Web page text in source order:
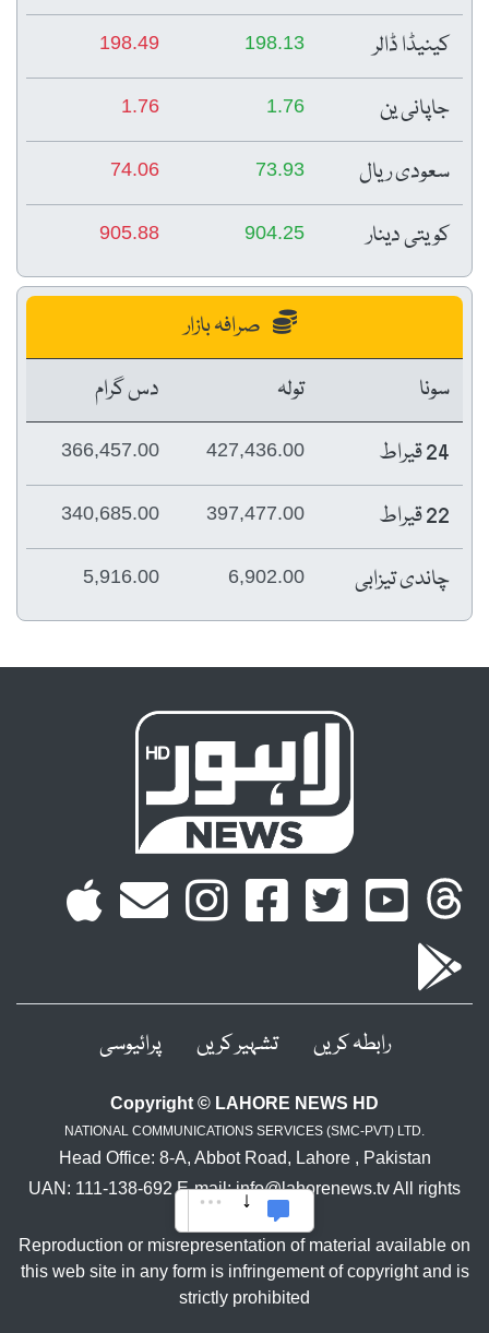
کینیڈا ڈالر 198.13
198.49
جاپانی ین 1.76
1.76
سعودی ریال 73.93
74.06
کویتی دینار 904.25
905.88
صرافہ بازار
سونا
تولہ
دس گرام
24 قیراط
427,436.00
366,457.00
22 قیراط 397,477.00
340,685.00
چاندی تیزابی 6,902.00
5,916.00
رابطہ کریں تشہیر کریں پرائیوسی
Copyright © LAHORE NEWS HD
NATIONAL COMMUNICATIONS SERVICES (SMC-PVT) LTD.
Head Office: 8-A, Abbot Road, Lahore , Pakistan
UAN: 111-138-692 E-mail: info@lahorenews.tv All rights
reserved.
Reproduction or misrepresentation of material available on
this web site in any form is infringement of copyright and is
strictly prohibited